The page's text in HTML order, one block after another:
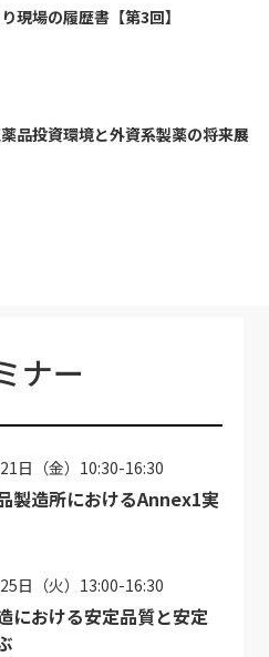
現場の履歴書【第3回】
品投資環境と外資系製薬の将来展
ナー
日（金）10:30-16:30
製造所におけるAnnex1実
日（火）13:00-16:30
における安定品質と安定